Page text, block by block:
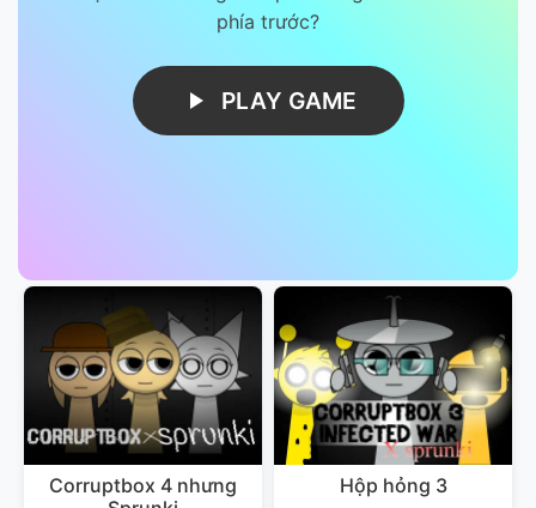
phía trước?
PLAY GAME
Corruptbox 4 nhưng
Hộp hỏng 3